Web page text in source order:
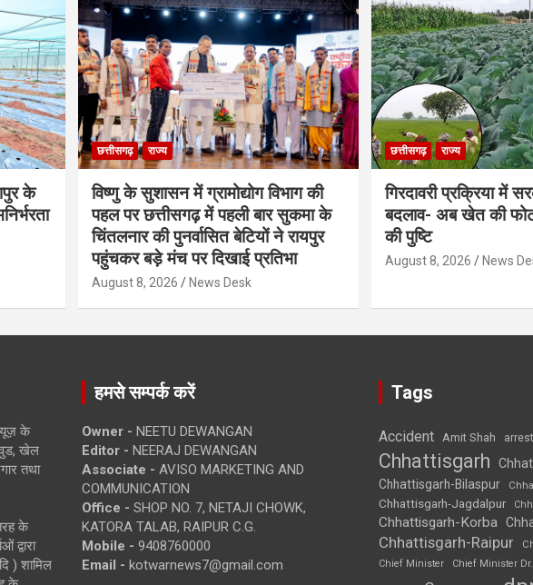
के
छत्तीसगढ़ राज्य
विष्णु के सुशासन में ग्रामोद्योग विभाग की
पहल पर छत्तीसगढ़ में पहली बार सुकमा के
चिंतलनार की पुनर्वासित बेटियों ने रायपुर
पहुंचकर बड़े मंच पर दिखाई प्रतिभा
August 8, 2026 News Desk
छत्तीसगढ़ राज्य
गिरदावरी प्रक्रिया में
बदलाव- अब खेत की
की पुष्टि
August 8, 2026 News
के
खेल
तथा
के
द्वारा
) शामिल
हमसे सम्पर्क करें
Owner - NEETU DEWANGAN
Editor - NEERAJ DEWANGAN
Associate - AVISO MARKETING AND
COMMUNICATION
Office - SHOP NO. 7, NETAJI CHOWK,
KATORA TALAB, RAIPUR C.G.
Mobile - 9408760000
Email - kotwarnews7@gmail.com
Tags
Accident Amit Shah arrest
Chhattisgarh
Chhattisgarh-Bilaspur
Chhattisgarh-Jagdalpur
Chhattisgarh-Korba
Chhattisgarh-Raipur
Chief Minister
Chief Minister